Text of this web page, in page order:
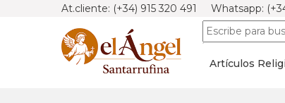
At.cliente: (+34) 915 320 491 Whatsapp:
Artículos